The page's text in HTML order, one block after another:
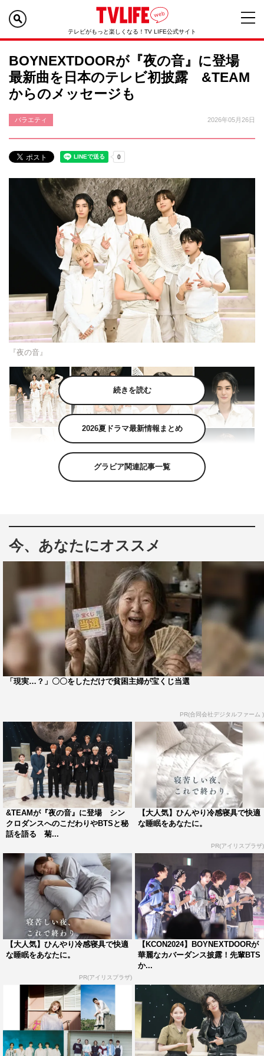
テレビがもっと楽しくなる！TV LIFE公式サイト
BOYNEXTDOORが『夜の音』に登場
最新曲を日本のテレビ初披露 &TEAM
からのメッセージも
バラエティ 2026年05月26日
『夜の音』
5月26日（火）放送の『夜の音－TOKYO MIDNIGHT
MUSIC－』（日本テレビ系 深夜0時24分～0時54分）
は、6人組ボーイグループ・BOYNEXTDOORをゲストに
迎える。
2023年、BTSなど世界で活躍するアーティストが数多く
所属するHYBE MUSIC GROUPからデビューした
BOYNEXTDOOR。どの世代も楽しめる耳なじみの良いサ
ウンドが脚光を浴び、アルバムは3作連続ミリオンセラー
ビューから5作連続チャートイン。日本でも、昨年の日本
レコード大賞で新人賞を受賞したほか、各ストリーミング
サービスで上位を席巻するなどZ世代を中心に支持を拡
大。なぜ彼らは世界中でファンを引きつけるのか。
トークパートでは、BOYNEXTDOORの6人と共に、彼ら
とデビュー当時から付き合いのあるラジオDJ・古家正亨
も登場。6人の魅力を「これまでにないグループ。サウン
ド的にも歌詞的にも、親近感というか、身近なものを感じ
る」と解説する古家に、6人は「優しいですね、やっぱり
古家さん！」「もっと頑張ります！」と古家の手を握って
大喜び。元気いっぱいの6人に、MCの畑芽育も「ほぼ部活
ですよね」と笑顔を見せる。
そんな無邪気な少年らしさを見せるBOYNEXTDOORの武
器は、これまでのK-POPでは見られなかった“自然体”。メ
ンバー最年長のSUNGHOも「『隣の家の少年たち』とい
うグループ名のように、自然体でいること、自由であるこ
と。僕たちの本来の姿を自信を持って見せたい」と話すよ
うに、友達のような親近感を与える彼らは、老若男女、幅
広い年齢層のファンも獲得。また、楽曲においてもメンバ
ー自ら作詞作曲を手掛ける。等身大の歌詞で多くの若者た
続きを読む
2026夏ドラマ最新情報まとめ
グラビア関連記事一覧
今、あなたにオススメ
「現実…？」〇〇をしただけで貧困主婦が宝くじ当選
PR(合同会社デジタルファーム )
&TEAMが『夜の音』に登場 シン
クロダンスへのこだわりやBTSと秘
話を語る 菊...
【大人気】ひんやり冷感寝具で快適
な睡眠をあなたに。
PR(アイリスプラザ)
【大人気】ひんやり冷感寝具で快適
な睡眠をあなたに。
PR(アイリスプラザ)
【KCON2024】BOYNEXTDOORが
華麗なカバーダンス披露！先輩BTS
か...